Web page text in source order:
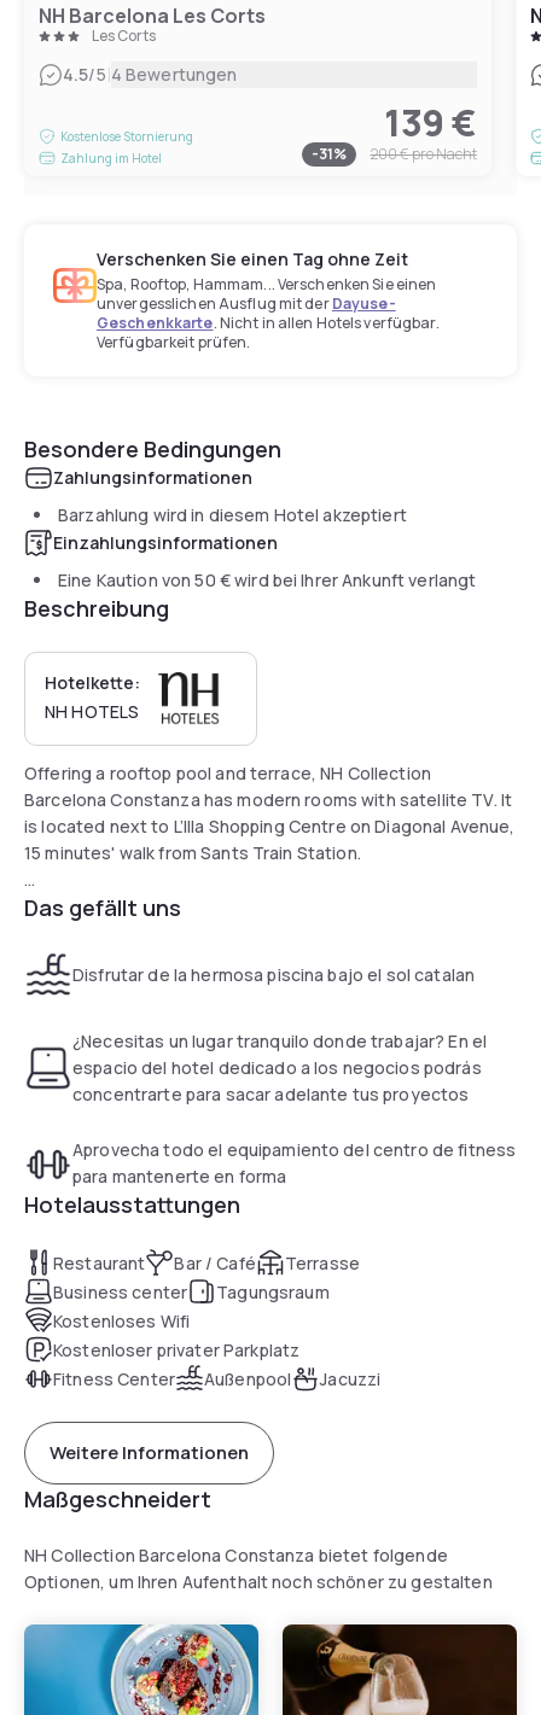
NH Barcelona Les Corts
Les Corts
4.5/5|4 Bewertungen
Kostenlose Stornierung
Zahlung im Hotel
139 €
-31% 200 €pro Nacht
Verschenken Sie einen Tag ohne Zeit
Spa, Rooftop, Hammam... Verschenken Sie einen
unvergesslichen Ausflug mit derDayuse-
Geschenkkarte. Nicht in allen Hotels verfügbar.
Verfügbarkeit prüfen.
Besondere Bedingungen
Zahlungsinformationen
Barzahlung wird in diesem Hotel akzeptiert
Einzahlungsinformationen
Eine Kaution von50 €wird bei Ihrer Ankunft verlangt
Beschreibung
Hotelkette:
NH HOTELS
Offering a rooftop pool and terrace, NH Collection
Barcelona Constanza has modern rooms with satellite TV. It
is located next to L’Illa Shopping Centre on Diagonal Avenue,
15 minutes' walk from Sants Train Station.
The elegant, modern rooms at the Constanza feature a
the bathroom includes a rain shower and a professional
hairdryer. Free WiFi is included.
Guests can use the spa for an extra cost. The gym is
available free of charge. Room service is available 24 hours.
antioxidant dishes made with ecological produce. The
famous chef of the hotel's restaurant Don Giovanni, where
you can taste Italian meals for dinner, Andrea Tumbarello,
has just been awarded again. The restaurant also has a
terrace.
The hotel is 15 minutes’ walk from Barcelona FC’s Camp Nou
Stadium. María Cristina Metro Station is 10 minutes’ walk
away, connecting you with the Fira Exhibition Centre in
under 10 minutes.
Das gefällt uns
Disfrutar de la hermosa piscina bajo el sol catalan
¿Necesitas un lugar tranquilo donde trabajar? En el
espacio del hotel dedicado a los negocios podrás
concentrarte para sacar adelante tus proyectos
Aprovecha todo el equipamiento del centro de fitness
para mantenerte en forma
Hotelausstattungen
Restaurant Bar / Café
Terrasse
Business center
Tagungsraum
Kostenloses Wifi
Kostenloser privater Parkplatz
Fitness Center
Außenpool Jacuzzi
Weitere Informationen
Maßgeschneidert
NH Collection Barcelona Constanza bietet folgende
Optionen, um Ihren Aufenthalt noch schöner zu gestalten